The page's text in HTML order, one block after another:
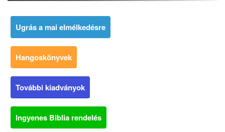
Ugrás a mai elmélkedésre
Hangoskönyvek
További kiadványok
Ingyenes Biblia rendelés